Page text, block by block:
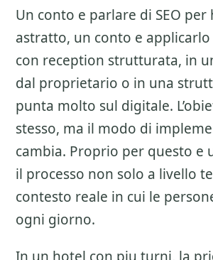
Un conto e parlare di SEO per
astratto, un conto e
con reception strutturata, in
dal proprietario o in una
punta molto sul digitale.
stesso, ma il modo di
cambia. Proprio per questo e
il processo non solo a livello
contesto reale in cui le
ogni giorno.